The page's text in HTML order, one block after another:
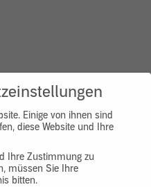
Einige von ihnen sind
diese Website und Ihre
Ihre Zustimmung zu
müssen Sie Ihre
bitten.